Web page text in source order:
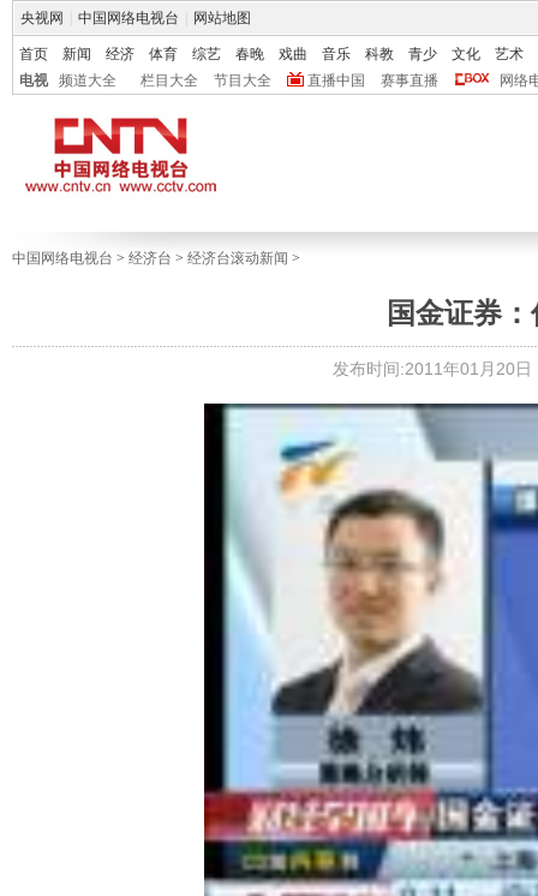
央视网 中国网络电视台 网站地图
首页 新闻 经济 体育 综艺 春晚 戏曲 音乐 科教 青少 文化
艺术
电视
频道大全 栏目大全 节目大全 直播中国 赛事直播 网络
中国网络电视台 > 经济台 > 经济台滚动新闻 >
国金证券
发布时间:2011年01月20